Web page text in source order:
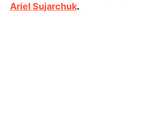
Ariel Sujarchuk.